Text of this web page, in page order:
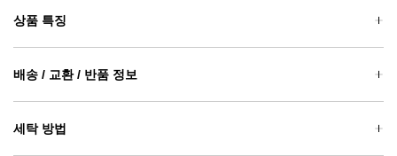
상품 특징
배송 / 교환 / 반품 정보
세탁 방법